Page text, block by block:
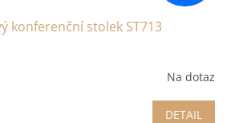
konferenční stolek ST713
Na dotaz
DETAIL